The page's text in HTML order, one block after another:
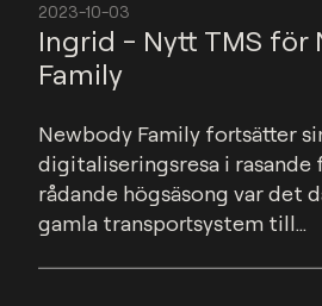
2023-10-03
Ingrid - Nytt TMS för
Family
Newbody Family fortsätter
digitaliseringsresa i rasande
rådande högsäsong var det
gamla transportsystem till...